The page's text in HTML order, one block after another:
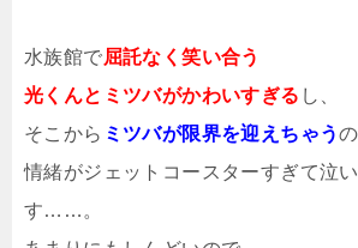
水族館で屈託なく笑い合う
光くんとミツバがかわいすぎる し、
そこから ミツバが限界を迎えちゃう
情緒がジェットコースターすぎて泣
す……。